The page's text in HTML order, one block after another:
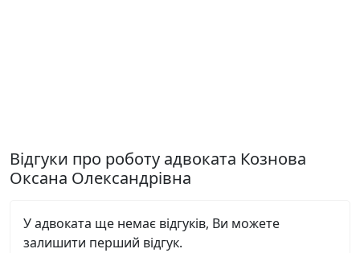
Відгуки про роботу адвоката Кознова
Оксана Олександрівна
У адвоката ще немає відгуків, Ви можете
залишити перший відгук.